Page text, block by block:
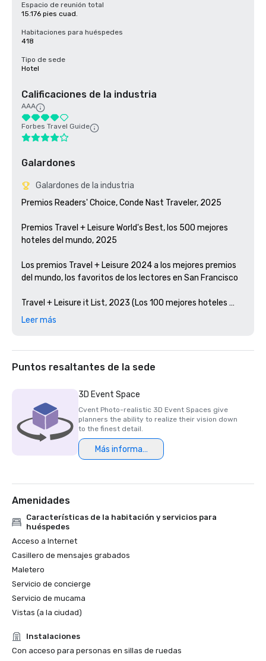
Espacio de reunión total
15.176 pies cuad.
Habitaciones para huéspedes
418
Tipo de sede
Hotel
Calificaciones de la industria
AAA
Forbes Travel Guide
Galardones
Galardones de la industria
Premios Readers' Choice, Conde Nast Traveler, 2025
Premios Travel + Leisure World's Best, los 500 mejores
hoteles del mundo, 2025
Los premios Travel + Leisure 2024 a los mejores premios
del mundo, los favoritos de los lectores en San Francisco
Travel + Leisure it List, 2023 (Los 100 mejores hoteles
nuevos del mundo)
Los mejores bares de Estados Unidos, Esquire 2024
Guía Michelin, 2024 (restauraciones hoteleras favoritas
en 2023)
Premio HSMAI Adrian, 2024
Finalista del Premio Stella de Northstar Meetings Group,
Leer más
Puntos resaltantes de la sede
3D Event Space
Cvent Photo-realistic 3D Event Spaces give
planners the ability to realize their vision down
to the finest detail.
Más información
Amenidades
Características de la habitación y servicios para
huéspedes
Acceso a Internet
Casillero de mensajes grabados
Maletero
Servicio de concierge
Servicio de mucama
Vistas (a la ciudad)
Instalaciones
Con acceso para personas en sillas de ruedas